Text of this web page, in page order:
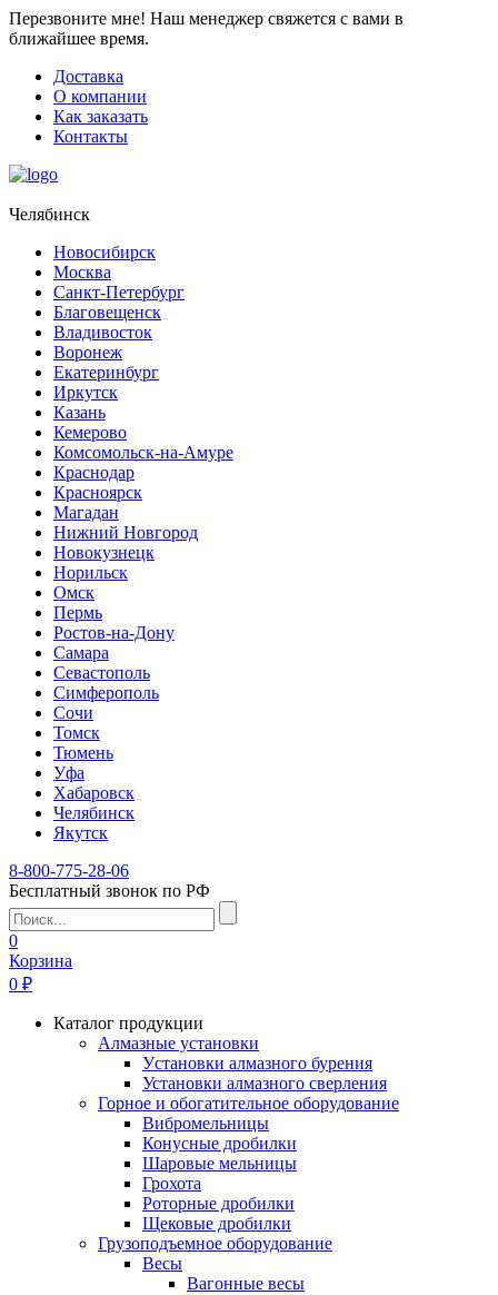
Перезвоните мне! Наш менеджер свяжется с вами в
ближайшее время.
Доставка
О компании
Как заказать
Контакты
Челябинск
Новосибирск
Москва
Санкт-Петербург
Благовещенск
Владивосток
Воронеж
Екатеринбург
Иркутск
Казань
Кемерово
Комсомольск-на-Амуре
Краснодар
Красноярск
Магадан
Нижний Новгород
Новокузнецк
Норильск
Омск
Пермь
Ростов-на-Дону
Самара
Севастополь
Симферополь
Сочи
Томск
Тюмень
Уфа
Хабаровск
Челябинск
Якутск
8-800-775-28-06
Бесплатный звонок по РФ
0
Корзина
0 ₽
Каталог продукции
Алмазные установки
Уcтановки алмазного бурения
Установки алмазного сверления
Горное и обогатительное оборудование
Вибромельницы
Конусные дробилки
Шаровые мельницы
Грохота
Роторные дробилки
Щековые дробилки
Грузоподъемное оборудование
Весы
Вагонные весы